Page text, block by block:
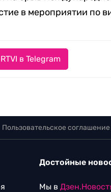
в мероприятии по
в Telegram
Пользовательское соглашение
Достойные
Мы в